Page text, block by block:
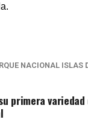
NACIONAL ISLAS
primera